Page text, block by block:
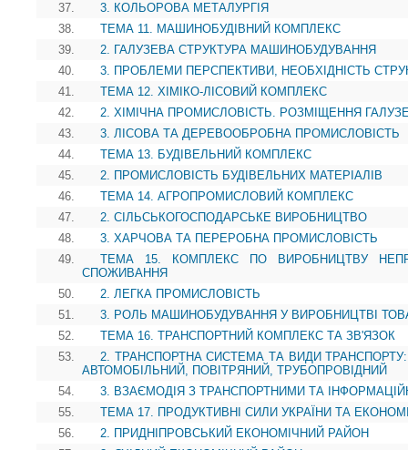
37.
3. КОЛЬОРОВА МЕТАЛУРГІЯ
38.
ТЕМА 11. МАШИНОБУДІВНИЙ КОМПЛЕКС
39.
2. ГАЛУЗЕВА СТРУКТУРА МАШИНОБУДУВАННЯ
40.
3. ПРОБЛЕМИ ПЕРСПЕКТИВИ, НЕОБХІДНІСТЬ
41.
ТЕМА 12. ХІМІКО-ЛІСОВИЙ КОМПЛЕКС
42.
2. ХІМІЧНА ПРОМИСЛОВІСТЬ. РОЗМІЩЕННЯ
43.
3. ЛІСОВА ТА ДЕРЕВООБРОБНА ПРОМИСЛОВІСТЬ
44.
ТЕМА 13. БУДІВЕЛЬНИЙ КОМПЛЕКС
45.
2. ПРОМИСЛОВІСТЬ БУДІВЕЛЬНИХ МАТЕРІАЛІВ
46.
ТЕМА 14. АГРОПРОМИСЛОВИЙ КОМПЛЕКС
47.
2. СІЛЬСЬКОГОСПОДАРСЬКЕ ВИРОБНИЦТВО
48.
3. ХАРЧОВА ТА ПЕРЕРОБНА ПРОМИСЛОВІСТЬ
49.
ТЕМА 15. КОМПЛЕКС ПО ВИРОБНИЦТВУ
СПОЖИВАННЯ
50.
2. ЛЕГКА ПРОМИСЛОВІСТЬ
51.
3. РОЛЬ МАШИНОБУДУВАННЯ У ВИРОБНИЦТВІ
52.
ТЕМА 16. ТРАНСПОРТНИЙ КОМПЛЕКС ТА ЗВ'ЯЗОК
53.
2. ТРАНСПОРТНА СИСТЕМА ТА ВИДИ
АВТОМОБІЛЬНИЙ, ПОВІТРЯНИЙ, ТРУБОПРОВІДНИЙ
54.
3. ВЗАЄМОДІЯ З ТРАНСПОРТНИМИ ТА
55.
ТЕМА 17. ПРОДУКТИВНІ СИЛИ УКРАЇНИ ТА
56.
2. ПРИДНІПРОВСЬКИЙ ЕКОНОМІЧНИЙ РАЙОН